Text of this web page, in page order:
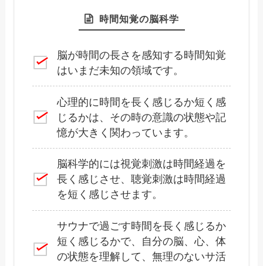
時間知覚の脳科学
脳が時間の長さを感知する時間知覚
はいまだ未知の領域です。
心理的に時間を長く感じるか短く感
じるかは、その時の意識の状態や記
憶が大きく関わっています。
脳科学的には視覚刺激は時間経過を
長く感じさせ、聴覚刺激は時間経過
を短く感じさせます。
サウナで過ごす時間を長く感じるか
短く感じるかで、自分の脳、心、体
の状態を理解して、無理のないサ活